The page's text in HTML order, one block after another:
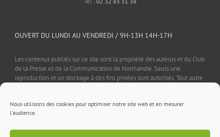
Nous utilisons des cookies pour optimiser notre site web et en mesurer
l'audience.
OUVERT DU LUNDI AU VENDREDI / 9H-13H 14H-17H
Les contenus publiés sur ce site sont la propriété des auteurs et du Club
de la Presse et de la Communication de Normandie. Seuls une
reproduction et un stockage à des fins privées sont autorisés. Tout autre